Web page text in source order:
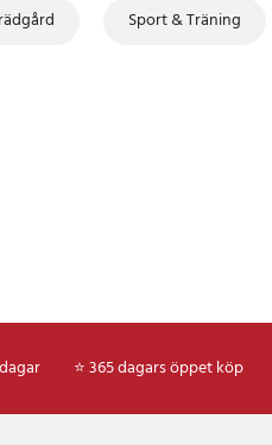
Sport & Träning
⭐ 365 dagars öppet köp